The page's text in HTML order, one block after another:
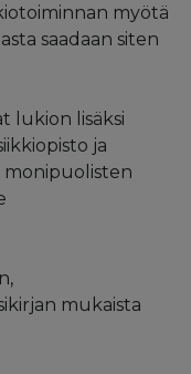
myötä
saadaan siten
lukion lisäksi
ja
mukaista